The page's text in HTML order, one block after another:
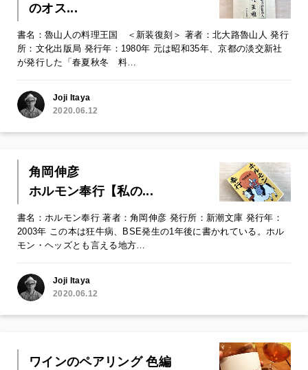
のオス...
書名：魯山人の料理王国 ＜新装復刻＞ 著者：北大路魯山人 発行
所：文化出版局 発行年：1980年 元は昭和35年、京都の淡交新社
が発行した「春夏秋冬 料…
Joji Itaya
2020.06.12
角岡伸彦
ホルモン奉行【私の...
書名：ホルモン奉行 著者：角岡伸彦 発行所：新潮文庫 発行年：
2003年 この本は狂牛病、BSE発生の1年後に書かれている。ホル
モン・ヘッズとも言える地方…
Joji Itaya
2020.06.12
ワインのペアリング 色編